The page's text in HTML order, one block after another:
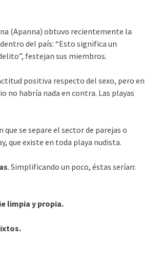
(Apanna) obtuvo recientemente la
del país: “Esto significa un
festejan sus miembros.
positiva respecto del sexo, pero en
no habría nada en contra. Las playas
se separe el sector de parejas o
que existe en toda playa nudista.
. Simplificando un poco, éstas serían:
limpia y propia.